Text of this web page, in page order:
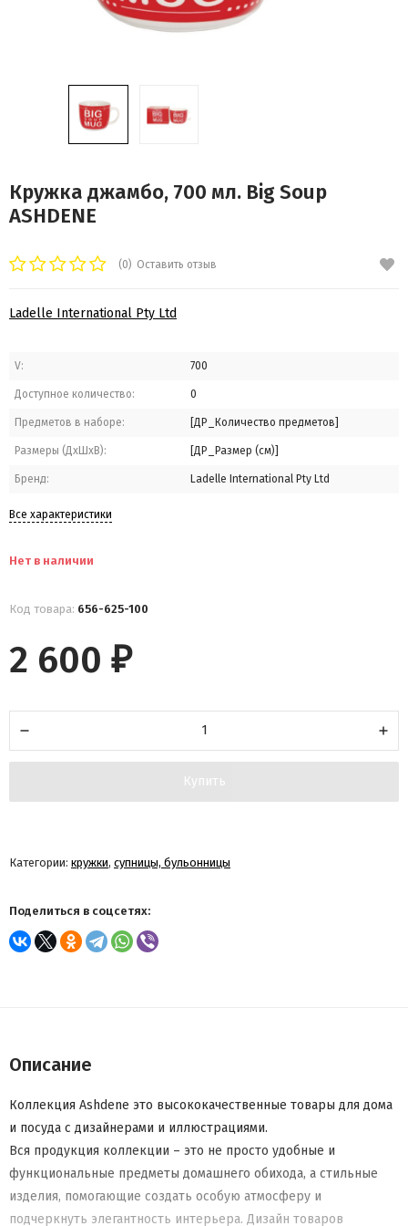
Кружка джамбо, 700 мл. Big Soup
ASHDENE
(0) Оставить отзыв
Ladelle International Pty Ltd
V: 700
Доступное количество: 0
Предметов в наборе: [ДР_Количество предметов]
Размеры (ДхШхВ): [ДР_Размер (см)]
Бренд: Ladelle International Pty Ltd
Все характеристики
Нет в наличии
Код товара: 656-625-100
2 600 ₽
Купить
Категории: кружки, супницы, бульонницы
Поделиться в соцсетях:
Описание
Коллекция Ashdene это высококачественные товары для дома
и посуда с дизайнерами и иллюстрациями.
Вся продукция коллекции – это не просто удобные и
функциональные предметы домашнего обихода, а стильные
изделия, помогающие создать особую атмосферу и
подчеркнуть элегантность интерьера. Дизайн товаров